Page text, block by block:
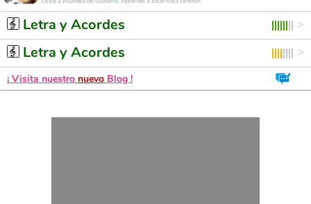
Letra y Acordes
Letra y Acordes
¡ Visita nuestro nuevo Blog !